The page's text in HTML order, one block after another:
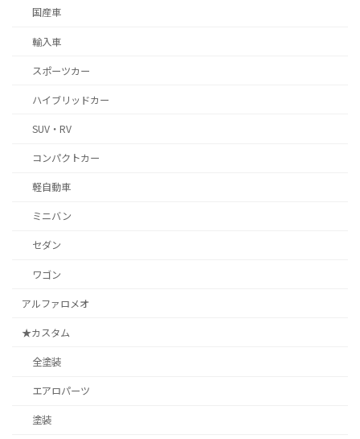
国産車
輸入車
スポーツカー
ハイブリッドカー
SUV・RV
コンパクトカー
軽自動車
ミニバン
セダン
ワゴン
アルファロメオ
★カスタム
全塗装
エアロパーツ
塗装